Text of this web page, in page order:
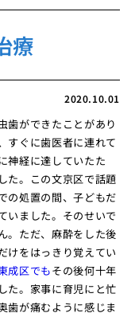
療
2020.10.01
歯ができたことがあり
すぐに歯医者に連れて
神経に達していたた
た。この文京区で話題
の処置の間、子どもだ
いました。そのせいで
。ただ、麻酔をした後
けをはっきり覚えてい
成区でもその後何十年
た。家事に育児にと忙
歯が痛むように感じま